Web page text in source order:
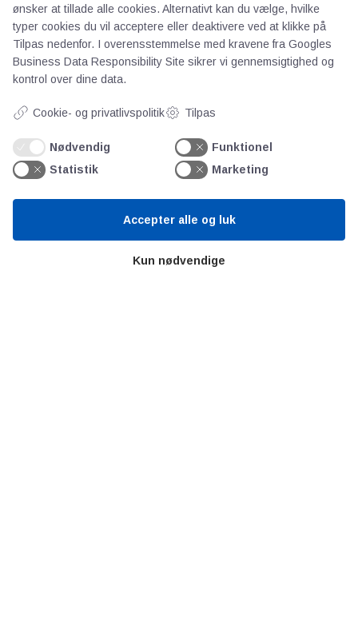
AOT
Om os
Priser
Persondata
Videncentre
ønsker at tillade alle cookies. Alternativt kan du vælge, hvilke
typer cookies du vil acceptere eller deaktivere ved at klikke på
Tilpas nedenfor. I overensstemmelse med kravene fra Googles
Business Data Responsibility Site sikrer vi gennemsigtighed og
kontrol over dine data.
Cookie- og privatlivspolitik Tilpas
Nødvendig
Funktionel
Statistik
Marketing
Kun nødvendige
Accepter alle og luk